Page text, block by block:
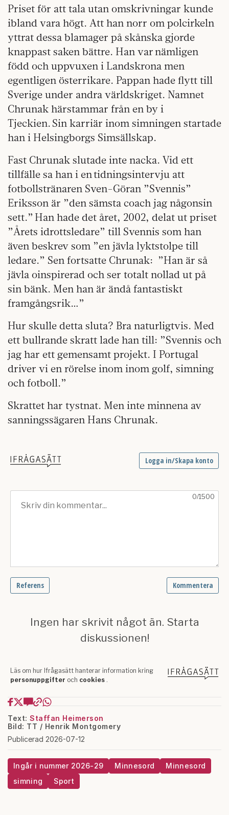
Priset för att tala utan omskrivningar kunde
ibland vara högt. Att han norr om polcirkeln
yttrat dessa blamager på skånska gjorde
knappast saken bättre. Han var nämligen
född och uppvuxen i Landskrona men
egentligen österrikare. Pappan hade flytt till
Sverige under andra världskriget. Namnet
Chrunak härstammar från en by i
Tjeckien. Sin karriär inom simningen startade
han i Helsingborgs Simsällskap.
Fast Chrunak slutade inte nacka. Vid ett
tillfälle sa han i en tidningsintervju att
fotbollstränaren Sven-Göran ”Svennis”
Eriksson är ”den sämsta coach jag någonsin
sett.” Han hade det året, 2002, delat ut priset
”Årets idrottsledare” till Svennis som han
även beskrev som ”en jävla lyktstolpe till
ledare.” Sen fortsatte Chrunak: ”Han är så
jävla oinspirerad och ser totalt nollad ut på
sin bänk. Men han är ändå fantastiskt
framgångsrik…”
Hur skulle detta sluta? Bra naturligtvis. Med
ett bullrande skratt lade han till: ”Svennis och
jag har ett gemensamt projekt. I Portugal
driver vi en rörelse inom inom golf, simning
och fotboll.”
Skrattet har tystnat. Men inte minnena av
sanningssägaren Hans Chrunak.
Text: Staffan Heimerson
Bild: TT / Henrik Montgomery
Publicerad 2026-07-12
Ingår i nummer 2026-29 Minnesord
Minnesord
simning
Sport